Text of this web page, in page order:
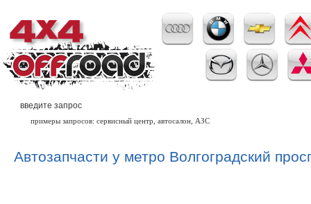
примеры запросов: сервисный центр, автосалон, АЗС
Автозапчасти у метро Волгоградский